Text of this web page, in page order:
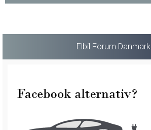
Elbil Forum Danmark